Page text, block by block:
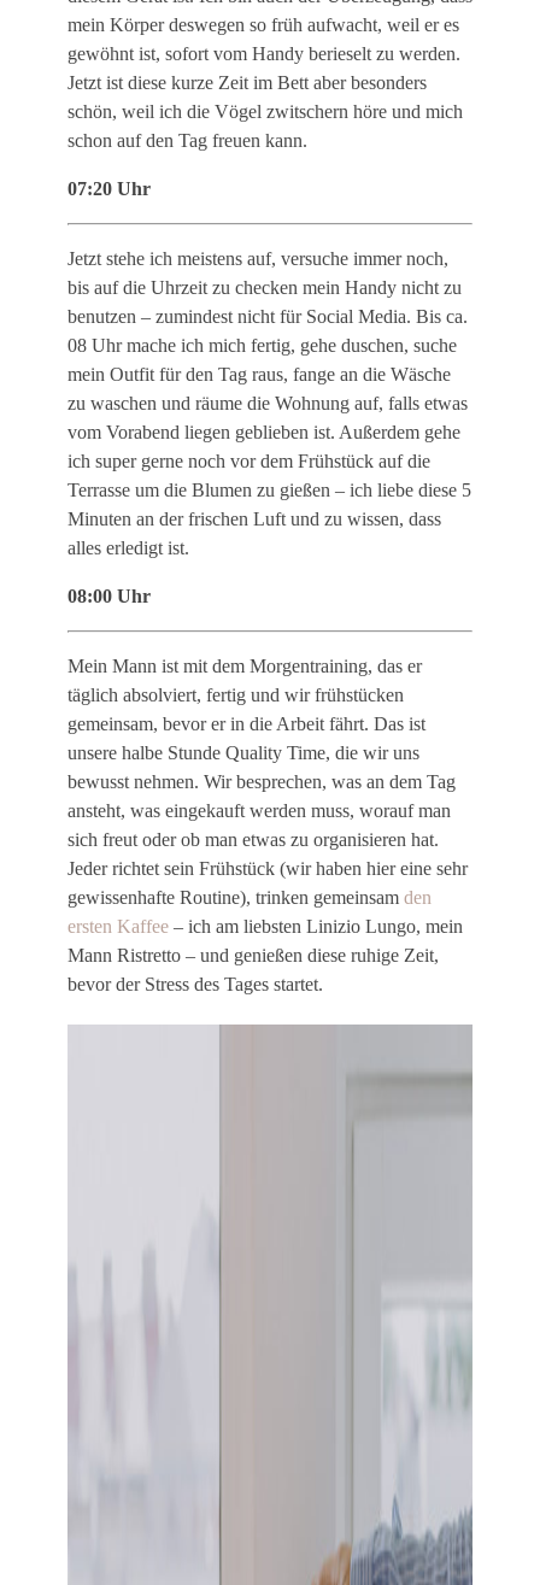
mein Körper deswegen so früh aufwacht, weil er es
gewöhnt ist, sofort vom Handy berieselt zu werden.
Jetzt ist diese kurze Zeit im Bett aber besonders
schön, weil ich die Vögel zwitschern höre und mich
schon auf den Tag freuen kann.
07:20 Uhr
Jetzt stehe ich meistens auf, versuche immer noch,
bis auf die Uhrzeit zu checken mein Handy nicht zu
benutzen – zumindest nicht für Social Media. Bis ca.
08 Uhr mache ich mich fertig, gehe duschen, suche
mein Outfit für den Tag raus, fange an die Wäsche
zu waschen und räume die Wohnung auf, falls etwas
vom Vorabend liegen geblieben ist. Außerdem gehe
ich super gerne noch vor dem Frühstück auf die
Terrasse um die Blumen zu gießen – ich liebe diese 5
Minuten an der frischen Luft und zu wissen, dass
alles erledigt ist.
08:00 Uhr
Mein Mann ist mit dem Morgentraining, das er
täglich absolviert, fertig und wir frühstücken
gemeinsam, bevor er in die Arbeit fährt. Das ist
unsere halbe Stunde Quality Time, die wir uns
bewusst nehmen. Wir besprechen, was an dem Tag
ansteht, was eingekauft werden muss, worauf man
sich freut oder ob man etwas zu organisieren hat.
Jeder richtet sein Frühstück (wir haben hier eine sehr
gewissenhafte Routine), trinken gemeinsam den
ersten Kaffee – ich am liebsten Linizio Lungo, mein
Mann Ristretto – und genießen diese ruhige Zeit,
bevor der Stress des Tages startet.